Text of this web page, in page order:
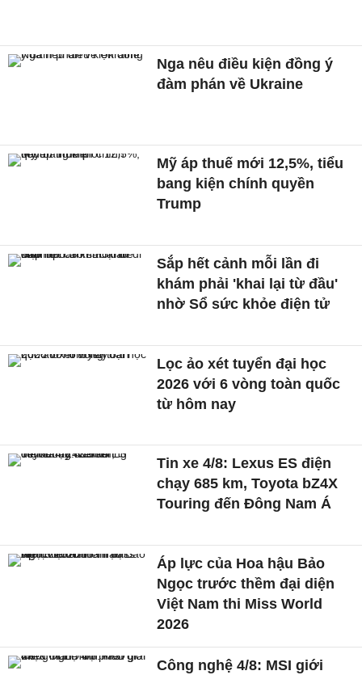
Nga nêu điều kiện đồng ý
đàm phán về Ukraine
Mỹ áp thuế mới 12,5%, tiểu
bang kiện chính quyền
Trump
Sắp hết cảnh mỗi lần đi
khám phải 'khai lại từ đầu'
nhờ Sổ sức khỏe điện tử
Lọc ảo xét tuyển đại học
2026 với 6 vòng toàn quốc
từ hôm nay
Tin xe 4/8: Lexus ES điện
chạy 685 km, Toyota bZ4X
Touring đến Đông Nam Á
Áp lực của Hoa hậu Bảo
Ngọc trước thềm đại diện
Việt Nam thi Miss World
2026
Công nghệ 4/8: MSI giới